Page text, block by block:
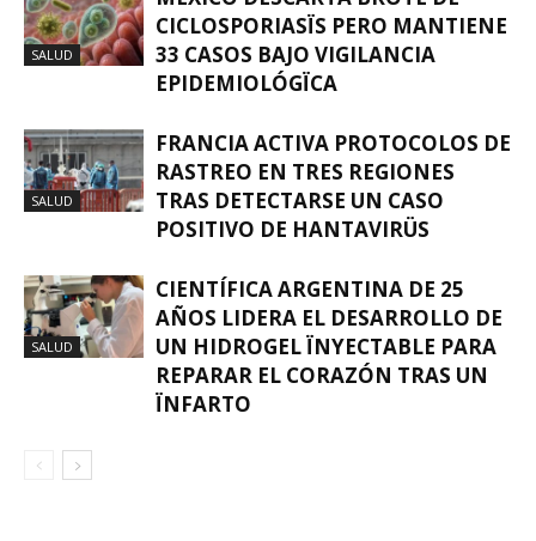
SALUD
CICLOSPORIASÏS PERO MANTIENE
33 CASOS BAJO VIGILANCIA
EPIDEMIOLÓGÏCA
SALUD
FRANCIA ACTIVA PROTOCOLOS DE
RASTREO EN TRES REGIONES
TRAS DETECTARSE UN CASO
POSITIVO DE HANTAVIRÜS
SALUD
CIENTÍFICA ARGENTINA DE 25
AÑOS LIDERA EL DESARROLLO DE
UN HIDROGEL ÏNYECTABLE PARA
REPARAR EL CORAZÓN TRAS UN
ÏNFARTO